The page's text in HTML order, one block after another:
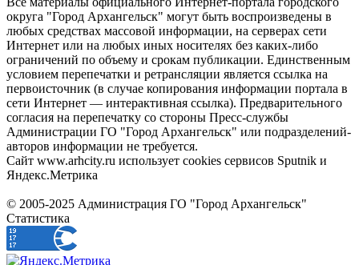
округа "Город Архангельск" могут быть воспроизведены в
любых средствах массовой информации, на серверах сети
Интернет или на любых иных носителях без каких-либо
ограничений по объему и срокам публикации. Единственным
условием перепечатки и ретрансляции является ссылка на
первоисточник (в случае копирования информации портала в
сети Интернет — интерактивная ссылка). Предварительного
согласия на перепечатку со стороны Пресс-службы
Администрации ГО "Город Архангельск" или подразделений-
авторов информации не требуется.
Сайт www.arhcity.ru использует cookies сервисов Sputnik и
Яндекс.Метрика
© 2005-2025 Администрация ГО "Город Архангельск"
Статистика